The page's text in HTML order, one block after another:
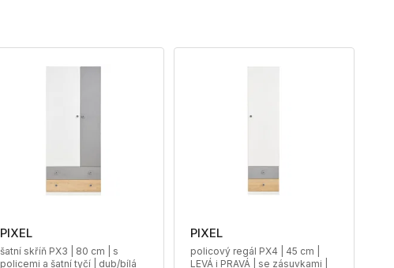
PIXEL
šatní skříň PX3 | 80 cm | s
policemi a šatní tyčí | dub/bílá
PIXEL
policový regál PX4 | 45 cm |
LEVÁ i PRAVÁ | se zásuvkami |